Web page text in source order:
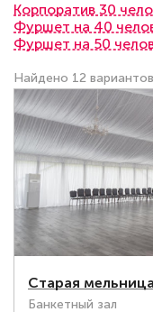
Корпоратив 30
Фуршет на 40
Фуршет на 50
Найдено 12 вариантов
Старая мельница
Банкетный зал